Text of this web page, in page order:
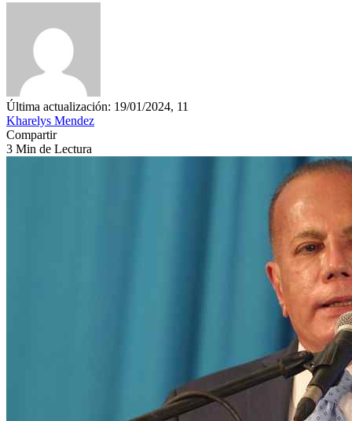
Última actualización: 19/01/2024, 11
Kharelys Mendez
Compartir
3 Min de Lectura